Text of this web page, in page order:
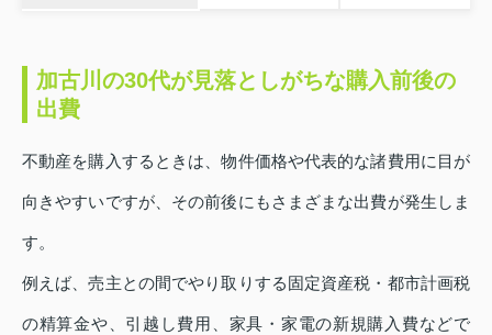
加古川の30代が見落としがちな購入前後の
出費
不動産を購入するときは、物件価格や代表的な諸費用に目が
向きやすいですが、その前後にもさまざまな出費が発生しま
す。
例えば、売主との間でやり取りする固定資産税・都市計画税
の精算金や、引越し費用、家具・家電の新規購入費などで